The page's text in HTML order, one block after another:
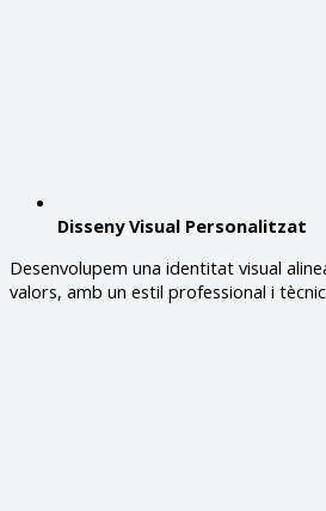
Disseny Visual Personalitzat
Desenvolupem una identitat visual
valors, amb un estil professional i